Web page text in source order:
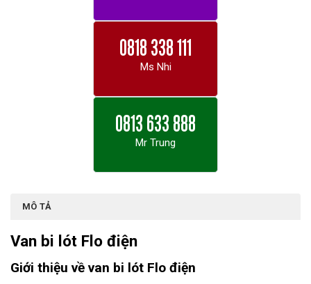
0818 338 111
Ms Nhi
0813 633 888
Mr Trung
MÔ TẢ
Van bi lót Flo điện
Giới thiệu về van bi lót Flo điện